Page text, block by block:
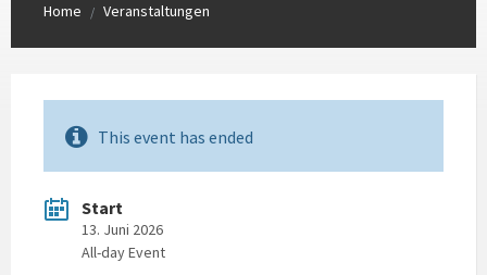
Home / Veranstaltungen
This event has ended
Start
13. Juni 2026
All-day Event